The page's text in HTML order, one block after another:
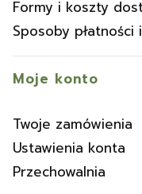
Formy i koszty
Sposoby
Moje konto
Twoje zamówienia
Ustawienia konta
Przechowalnia